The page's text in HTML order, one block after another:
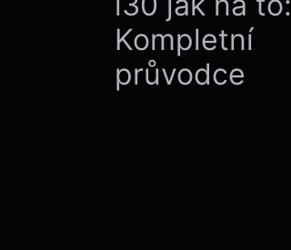
Kompletní
průvodce